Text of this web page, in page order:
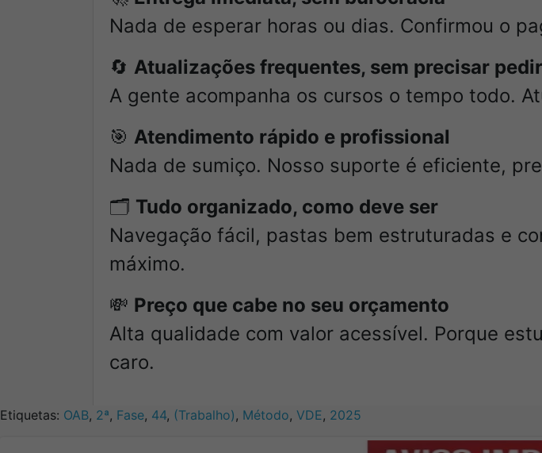
Nada de esperar horas ou dias. Confirmou o
🔄 Atualizações frequentes, sem precisar pedir
A gente acompanha os cursos o tempo todo.
🎯 Atendimento rápido e profissional
Nada de sumiço. Nosso suporte é eficiente,
🗂️ Tudo organizado, como deve ser
Navegação fácil, pastas bem estruturadas e
máximo.
💸 Preço que cabe no seu orçamento
Alta qualidade com valor acessível. Porque
caro.
Etiquetas: OAB, 2ª, Fase, 44, (Trabalho) , Método, VDE , 2025